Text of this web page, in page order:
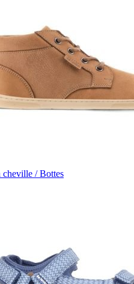
cheville / Bottes